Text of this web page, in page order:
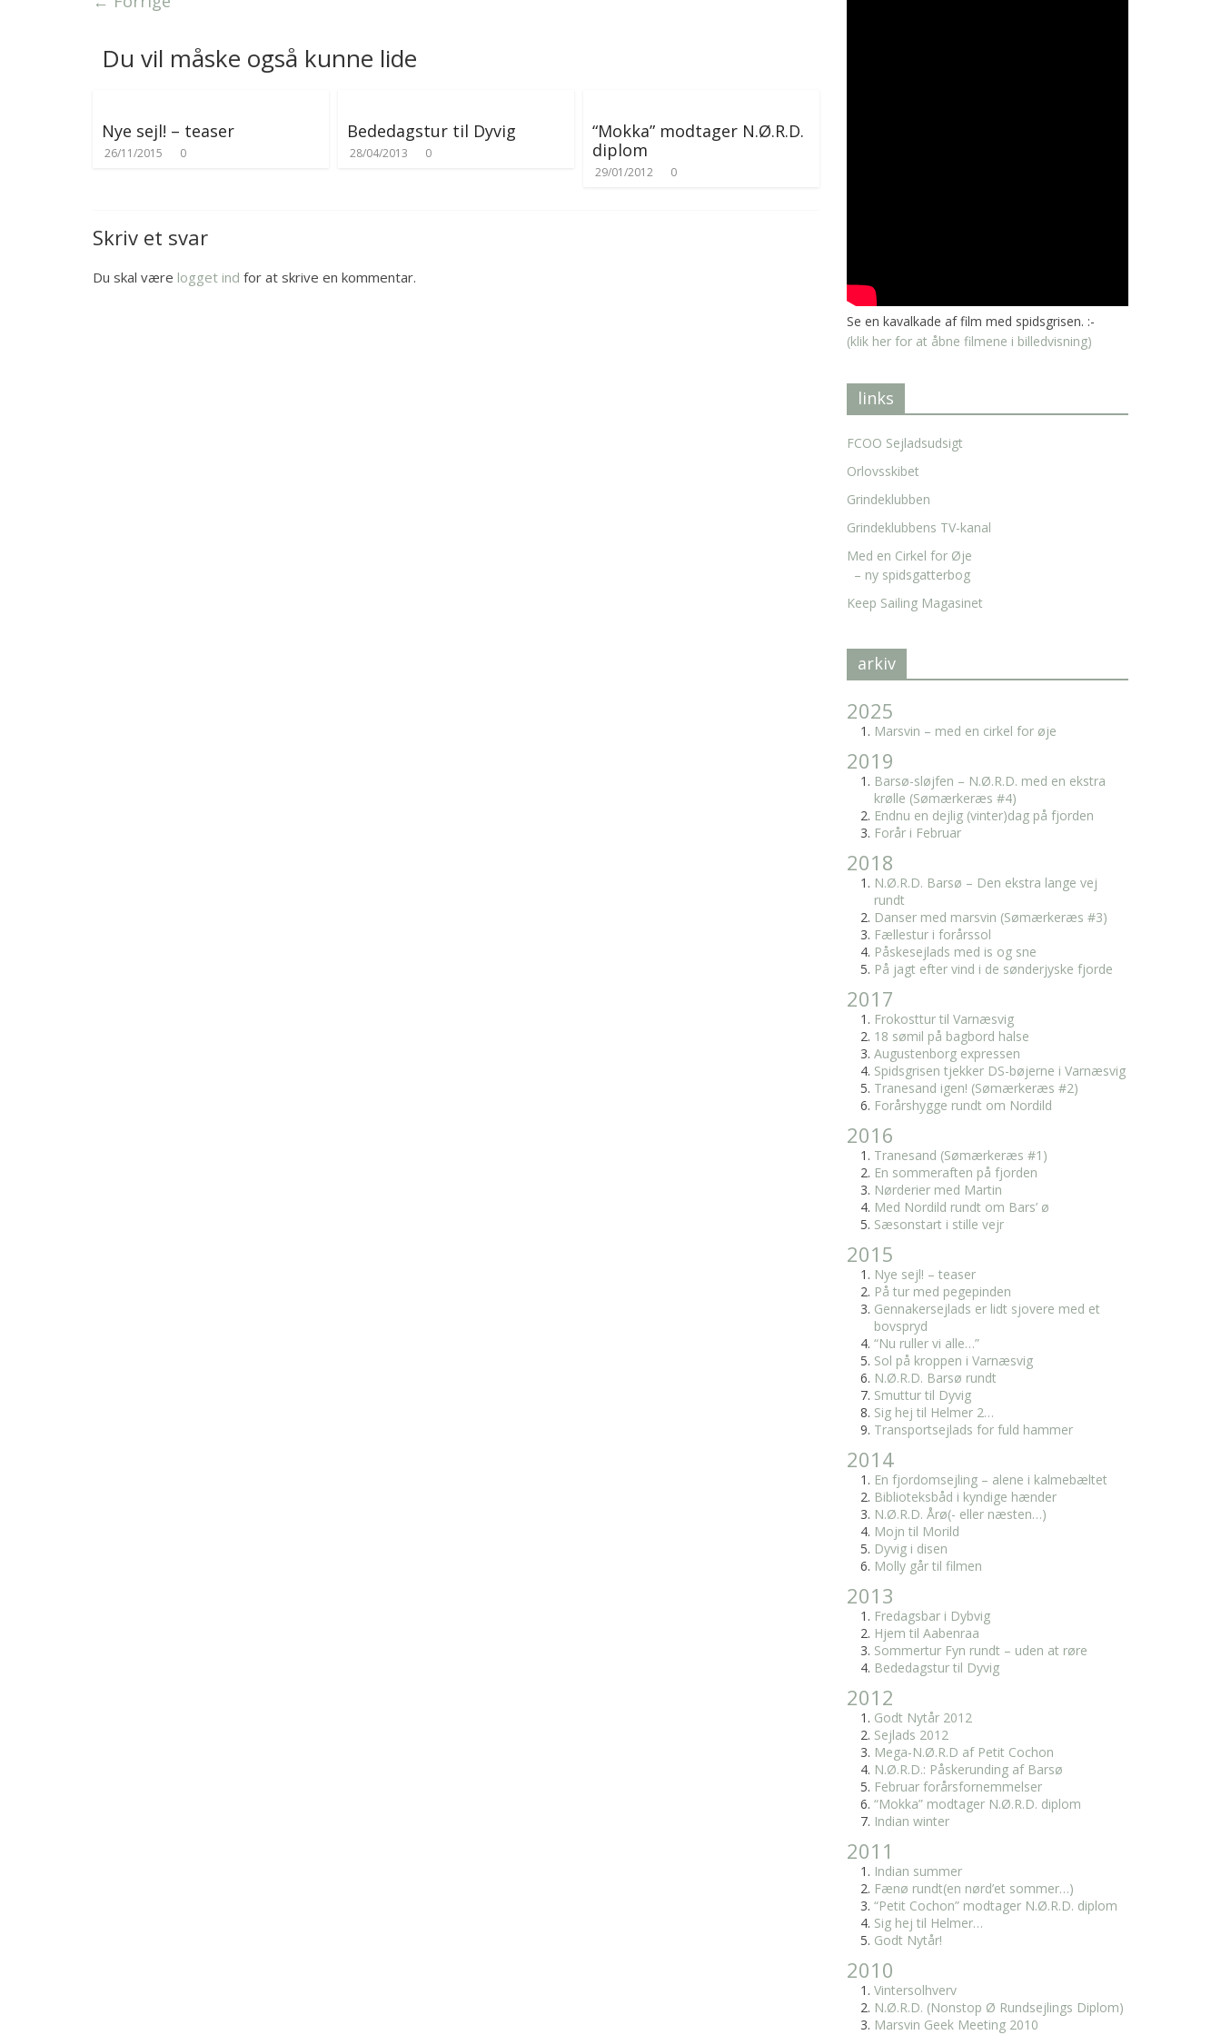
Du vil måske også kunne lide
Nye sejl! – teaser
26/11/2015 0
Bededagstur til Dyvig
28/04/2013 0
“Mokka” modtager N.Ø.R.D.
diplom
29/01/2012 0
Skriv et svar
Du skal være logget ind for at skrive en kommentar.
Se en kavalkade af film med spidsgrisen. :-
(klik her for at åbne filmene i billedvisning)
links
FCOO Sejladsudsigt
Orlovsskibet
Grindeklubben
Grindeklubbens TV-kanal
Med en Cirkel for Øje
– ny spidsgatterbog
Keep Sailing Magasinet
arkiv
2025
Marsvin – med en cirkel for øje
2019
Barsø-sløjfen – N.Ø.R.D. med en ekstra
krølle (Sømærkeræs #4)
Endnu en dejlig (vinter)dag på fjorden
Forår i Februar
2018
N.Ø.R.D. Barsø – Den ekstra lange vej
rundt
Danser med marsvin (Sømærkeræs #3)
Fællestur i forårssol
Påskesejlads med is og sne
På jagt efter vind i de sønderjyske fjorde
2017
Frokosttur til Varnæsvig
18 sømil på bagbord halse
Augustenborg expressen
Spidsgrisen tjekker DS-bøjerne i Varnæsvig
Tranesand igen! (Sømærkeræs #2)
Forårshygge rundt om Nordild
2016
Tranesand (Sømærkeræs #1)
En sommeraften på fjorden
Nørderier med Martin
Med Nordild rundt om Bars’ ø
Sæsonstart i stille vejr
2015
Nye sejl! – teaser
På tur med pegepinden
Gennakersejlads er lidt sjovere med et
bovspryd
“Nu ruller vi alle…”
Sol på kroppen i Varnæsvig
N.Ø.R.D. Barsø rundt
Smuttur til Dyvig
Sig hej til Helmer 2…
Transportsejlads for fuld hammer
2014
En fjordomsejling – alene i kalmebæltet
Biblioteksbåd i kyndige hænder
N.Ø.R.D. Årø(- eller næsten…)
Mojn til Morild
Dyvig i disen
Molly går til filmen
2013
Fredagsbar i Dybvig
Hjem til Aabenraa
Sommertur Fyn rundt – uden at røre
Bededagstur til Dyvig
2012
Godt Nytår 2012
Sejlads 2012
Mega-N.Ø.R.D af Petit Cochon
N.Ø.R.D.: Påskerunding af Barsø
Februar forårsfornemmelser
“Mokka” modtager N.Ø.R.D. diplom
Indian winter
2011
Indian summer
Fænø rundt(en nørd’et sommer…)
“Petit Cochon” modtager N.Ø.R.D. diplom
Sig hej til Helmer…
Godt Nytår!
2010
Vintersolhverv
N.Ø.R.D. (Nonstop Ø Rundsejlings Diplom)
Marsvin Geek Meeting 2010